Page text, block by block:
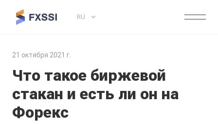
RU
21 октября 2021 г.
Что такое биржевой
стакан и есть ли он на
Форекс